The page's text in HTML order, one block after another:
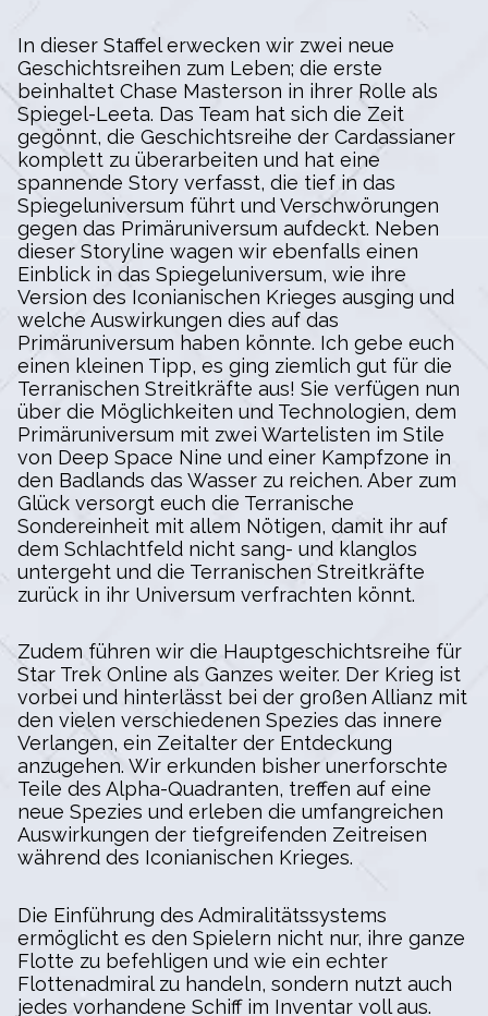
In dieser Staffel erwecken wir zwei neue
Geschichtsreihen zum Leben; die erste
beinhaltet Chase Masterson in ihrer Rolle als
Spiegel-Leeta. Das Team hat sich die Zeit
gegönnt, die Geschichtsreihe der Cardassianer
komplett zu überarbeiten und hat eine
spannende Story verfasst, die tief in das
Spiegeluniversum führt und Verschwörungen
gegen das Primäruniversum aufdeckt. Neben
dieser Storyline wagen wir ebenfalls einen
Einblick in das Spiegeluniversum, wie ihre
Version des Iconianischen Krieges ausging und
welche Auswirkungen dies auf das
Primäruniversum haben könnte. Ich gebe euch
einen kleinen Tipp, es ging ziemlich gut für die
Terranischen Streitkräfte aus! Sie verfügen nun
über die Möglichkeiten und Technologien, dem
Primäruniversum mit zwei Wartelisten im Stile
von Deep Space Nine und einer Kampfzone in
den Badlands das Wasser zu reichen. Aber zum
Glück versorgt euch die Terranische
Sondereinheit mit allem Nötigen, damit ihr auf
dem Schlachtfeld nicht sang- und klanglos
untergeht und die Terranischen Streitkräfte
zurück in ihr Universum verfrachten könnt.
Zudem führen wir die Hauptgeschichtsreihe für
Star Trek Online als Ganzes weiter. Der Krieg ist
vorbei und hinterlässt bei der großen Allianz mit
den vielen verschiedenen Spezies das innere
Verlangen, ein Zeitalter der Entdeckung
anzugehen. Wir erkunden bisher unerforschte
Teile des Alpha-Quadranten, treffen auf eine
neue Spezies und erleben die umfangreichen
Auswirkungen der tiefgreifenden Zeitreisen
während des Iconianischen Krieges.
Die Einführung des Admiralitätssystems
ermöglicht es den Spielern nicht nur, ihre ganze
Flotte zu befehligen und wie ein echter
Flottenadmiral zu handeln, sondern nutzt auch
jedes vorhandene Schiff im Inventar voll aus.